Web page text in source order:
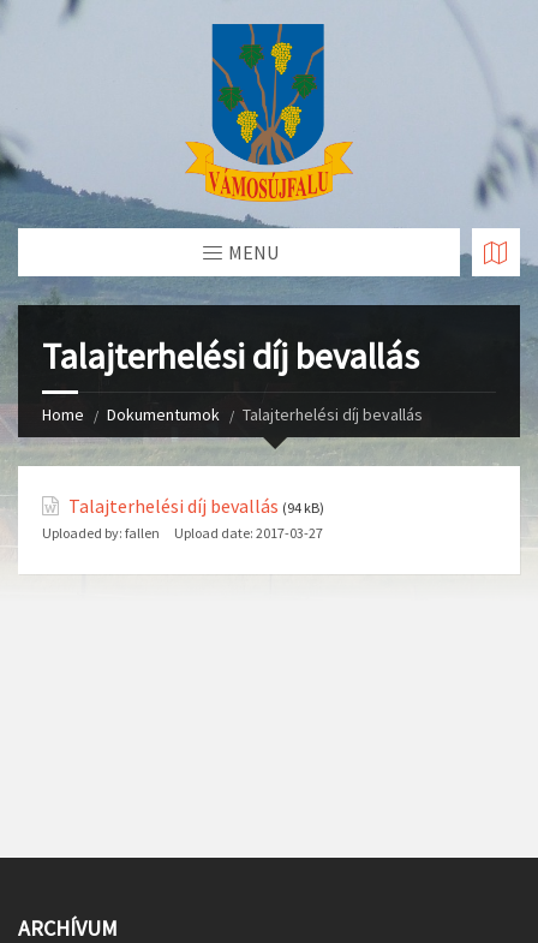
Skip
MENU
Talajterhelési díj bevallás
Home Dokumentumok Talajterhelési díj bevallás
Talajterhelési díj bevallás (94 kB)
Uploaded by: fallen Upload date: 2017-03-27
ARCHÍVUM